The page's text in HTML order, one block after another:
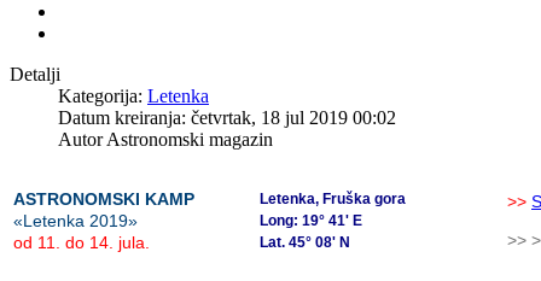
Detalji
Kategorija: Letenka
Datum kreiranja: četvrtak, 18 jul 2019 00:02
AutorAstronomski magazin
ASTRONOMSKI KAMP
«Letenka 2019»
od 11. do 14. jula.
Letenka, Fruška gora
Long: 19° 41' E
Lat. 45° 08' N
>>
>>